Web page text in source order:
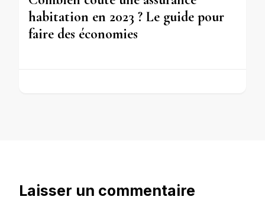
habitation en 2023 ? Le guide pour
faire des économies
Laisser un commentaire